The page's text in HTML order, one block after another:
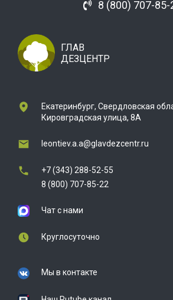
8 (800) 707-85-
ГЛАВ
ДЕЗЦЕНТР
Екатеринбург, Свердловская
Кировградская улица, 8А
leontiev.a.a@glavdezcentr.ru
+7 (343) 288-52-55
8 (800) 707-85-22
Чат с нами
Круглосуточно
Мы в контакте